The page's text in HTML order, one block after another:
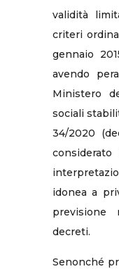
validità
criteri
gennaio
avendo
Ministero
sociali
34/2020
idonea a
previsione
decreti.
Senonché